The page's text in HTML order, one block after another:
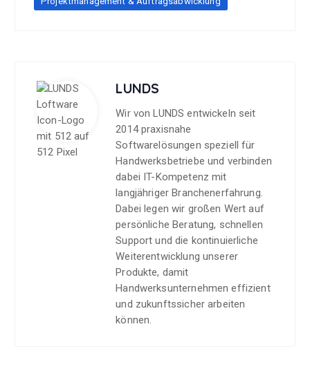
LUNDS
Wir von LUNDS entwickeln seit
2014 praxisnahe
Softwarelösungen speziell für
Handwerksbetriebe und verbinden
dabei IT-Kompetenz mit
langjähriger Branchenerfahrung.
Dabei legen wir großen Wert auf
persönliche Beratung, schnellen
Support und die kontinuierliche
Weiterentwicklung unserer
Produkte, damit
Handwerksunternehmen effizient
und zukunftssicher arbeiten
können.